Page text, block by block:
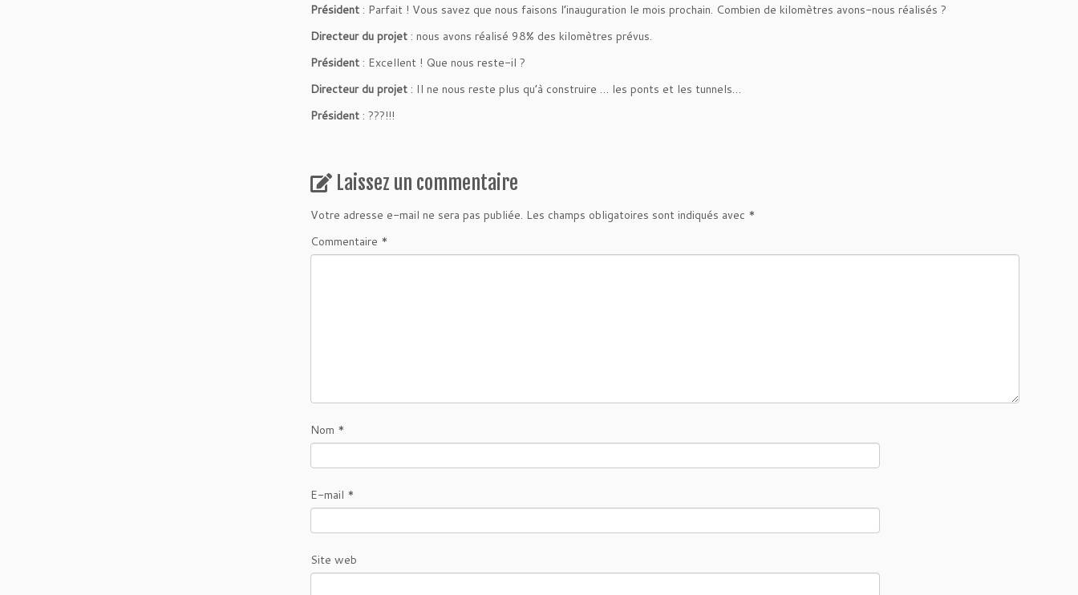
Président : Parfait ! Vous savez que nous faisons l’inauguration le mois prochain. Combien de kilomètres avons-nous réalisés ?
Directeur du projet : nous avons réalisé 98% des kilomètres prévus.
Président : Excellent ! Que nous reste-il ?
Directeur du projet : Il ne nous reste plus qu’à construire … les ponts et les tunnels…
Président : ???!!!
Laissez un commentaire
Votre adresse e-mail ne sera pas publiée. Les champs obligatoires sont indiqués avec *
Commentaire *
Nom *
E-mail *
Site web